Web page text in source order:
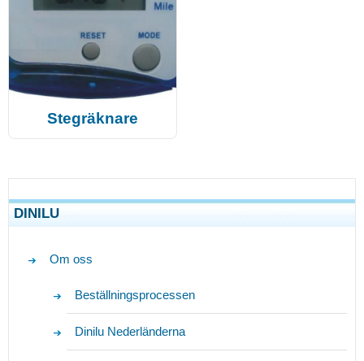
Stegräknare
DINILU
Om oss
Beställningsprocessen
Dinilu Nederländerna